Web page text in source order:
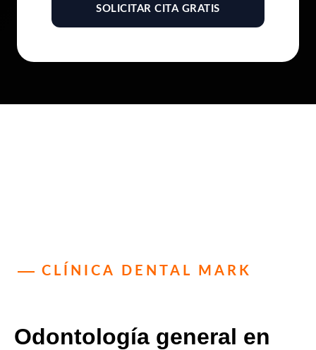
CLÍNICA DENTAL MARK
Odontología general en